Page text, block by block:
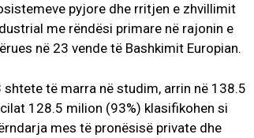
pyjore dhe rritjen e zhvillimit
me rëndësi primare në rajonin e
në 23 vende të Bashkimit Europian.
të marra në studim, arrin në 138.5
128.5 milion (93%) klasifikohen si
mes të pronësisë private dhe